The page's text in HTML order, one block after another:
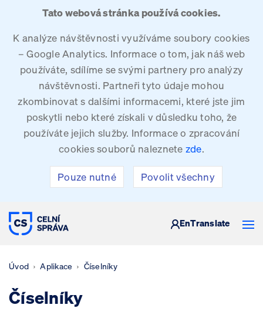
Tato webová stránka používá cookies.
K analýze návštěvnosti využíváme soubory cookies
– Google Analytics. Informace o tom, jak náš web
používáte, sdílíme se svými partnery pro analýzy
návštěvnosti. Partneři tyto údaje mohou
zkombinovat s dalšími informacemi, které jste jim
poskytli nebo které získali v důsledku toho, že
používáte jejich služby. Informace o zpracování
cookies souborů naleznete zde.
Pouze nutné Povolit všechny
CELNÍ SPRÁVA ČESKÉ REPUBLIKY
EnTranslate
Úvod Aplikace Číselníky
Číselníky